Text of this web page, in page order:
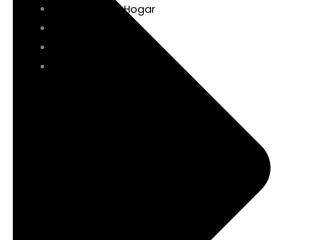
Decoración y Hogar